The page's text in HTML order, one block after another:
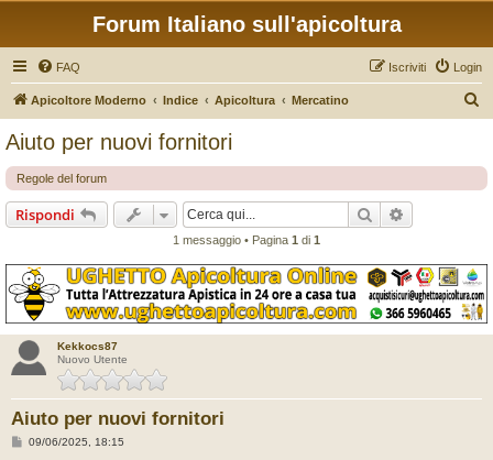
Forum Italiano sull'apicoltura
FAQ Login
Iscriviti
Apicoltore Moderno Indice Apicoltura Mercatino
Aiuto per nuovi fornitori
Regole del forum
Rispondi Cerca
1 messaggio • Pagina 1 di 1
Kekkocs87
Nuovo Utente
Aiuto per nuovi fornitori
M09/06/2025, 18:15